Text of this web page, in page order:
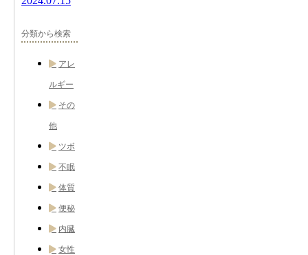
分類から検索
アレ
ルギー
その
他
ツボ
不眠
体質
便秘
内臓
女性